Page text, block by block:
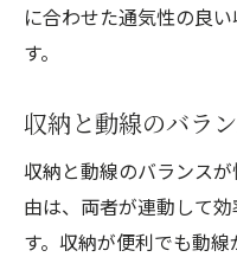
に合わせた通気性の良
す。
収納と動線のバラ
収納と動線のバランス
由は、両者が連動して
す。収納が便利でも動線